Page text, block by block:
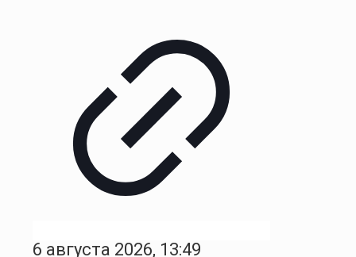
6 августа 2026, 13:49